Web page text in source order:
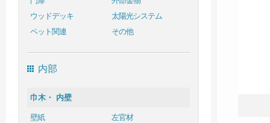
ウッドデッキ
太陽光システム
ペット関連
その他
内部
巾木・ 内壁
壁紙
左官材